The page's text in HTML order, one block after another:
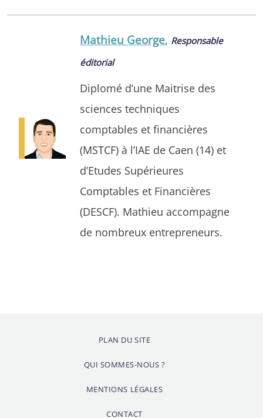
Mathieu George, Responsable
éditorial
Diplomé d’une Maitrise des
sciences techniques
comptables et financières
(MSTCF) à l’IAE de Caen (14) et
d’Etudes Supérieures
Comptables et Financières
(DESCF). Mathieu accompagne
de nombreux entrepreneurs.
PLAN DU SITE
QUI SOMMES-NOUS ?
MENTIONS LÉGALES
CONTACT